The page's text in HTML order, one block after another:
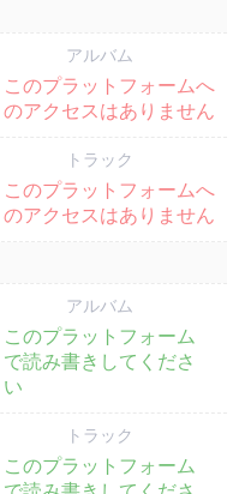
アルバム
このプラットフォームへ
のアクセスはありません
トラック
このプラットフォームへ
のアクセスはありません
アルバム
このプラットフォーム
で読み書きしてくださ
い
トラック
このプラットフォーム